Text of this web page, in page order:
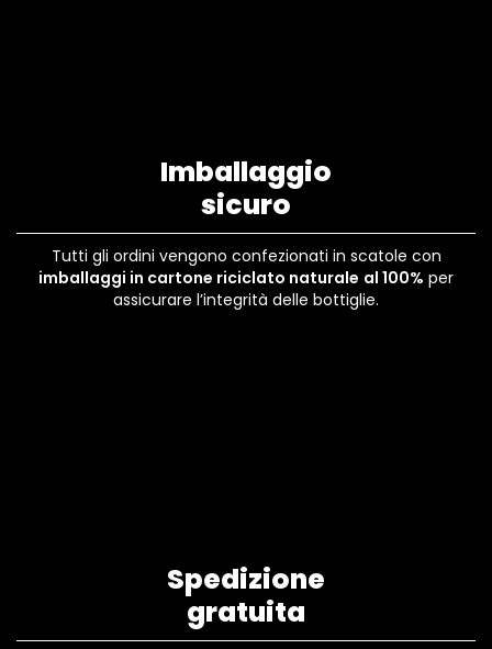
Imballaggio
sicuro
Tutti gli ordini vengono confezionati in scatole con
imballaggi in cartone riciclato naturale al 100% per
assicurare l’integrità delle bottiglie.
Spedizione
gratuita